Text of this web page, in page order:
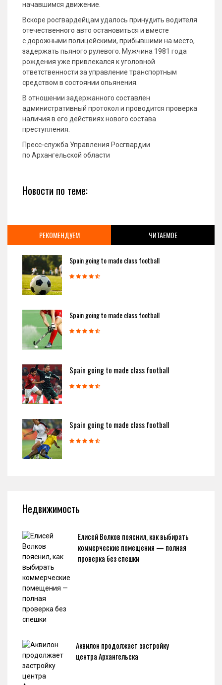
начавшимся движение.
Вскоре росгвардейцам удалось принудить водителя
отечественного авто остановиться и вместе
с дорожными полицейскими, прибывшими на место,
задержать пьяного рулевого. Мужчина 1981 года
рождения уже привлекался к уголовной
ответственности за управление транспортным
средством в состоянии опьянения.
В отношении задержанного составлен
административный протокол и проводится проверка
наличия в его действиях нового состава
преступления.
Пресс-служба Управления Росгвардии
по Архангельской области
Новости по теме:
РЕКОМЕНДУЕМ ЧИТАЕМОЕ
Spain going to made class football
Spain going to made class football
Spain going to made class football
Spain going to made class football
Недвижимость
Елисей Волков пояснил, как выбирать
коммерческие помещения — полная
проверка без спешки
Аквилон продолжает застройку
центра Архангельска